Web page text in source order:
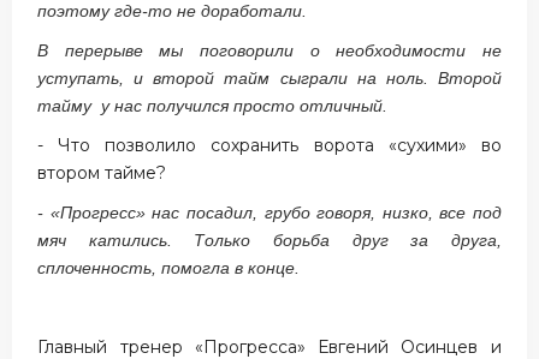
поэтому где-то не доработали.
В перерыве мы поговорили о необходимости не
уступать, и второй тайм сыграли на ноль. Второй
тайму у нас получился просто отличный.
- Что позволило сохранить ворота «сухими» во
втором тайме?
- «Прогресс» нас посадил, грубо говоря, низко, все под
мяч катились. Только борьба друг за друга,
сплоченность, помогла в конце.
Главный тренер «Прогресса» Евгений Осинцев и